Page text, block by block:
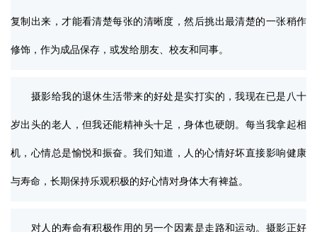
复制出来，才能看清楚每张的清晰度，然后挑出最清楚的一张稍作
修饰，作为成品保存，或发给朋友、校友和同事。
摄影给我的退休生活带来的好处是实打实的，我现在已是八十
岁出头的老人，但我还能精神头十足，身体也硬朗。每当我拿起相
机，心情总是愉悦和振奋。我们知道，人的心情好坏直接影响健康
与寿命，长期保持乐观积极的好心情对身体大有裨益。
对人的寿命有积极作用的另一个因素是走路和运动。摄影正好